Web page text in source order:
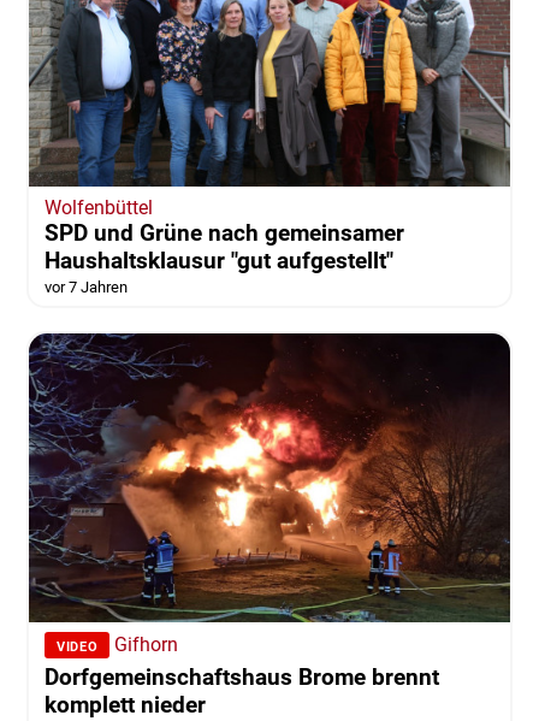
Wolfenbüttel
SPD und Grüne nach gemeinsamer
Haushaltsklausur "gut aufgestellt"
vor 7 Jahren
VIDEO Gifhorn
Dorfgemeinschaftshaus Brome brennt
komplett nieder